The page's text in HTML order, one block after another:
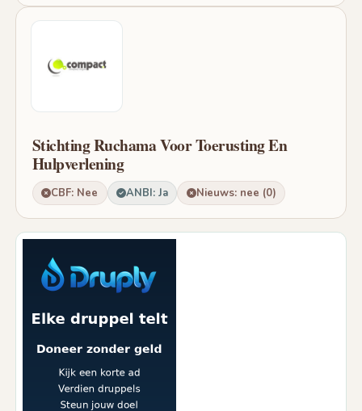
Stichting Ruchama Voor Toerusting En
Hulpverlening
CBF: Nee ANBI: Ja Nieuws: nee (0)